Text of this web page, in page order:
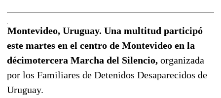
Montevideo, Uruguay. Una multitud participó
este martes en el centro de Montevideo en la
décimotercera Marcha del Silencio, organizada
por los Familiares de Detenidos Desaparecidos de
Uruguay.